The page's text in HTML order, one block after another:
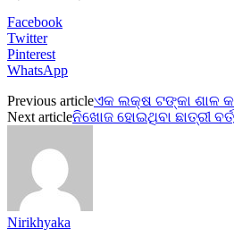
Facebook
Twitter
Pinterest
WhatsApp
Previous articleଏକ ଲକ୍ଷ ଟଙ୍କା ଶାଳ
Next articleନିଖୋଜ ହୋଇଥିବା ଛାତ୍ରୀ
Nirikhyaka